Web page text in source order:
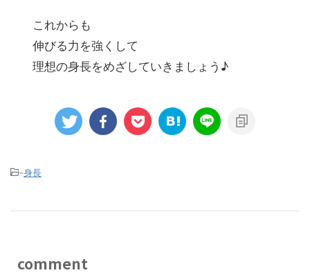
これからも
伸びる力を強くして
理想の身長をめざしていきましょう♪
-身長
comment